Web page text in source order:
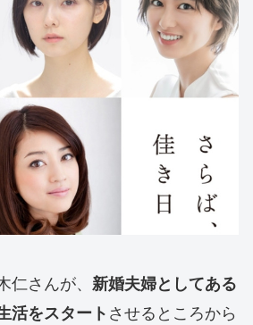
さんが、 新婚夫婦としてある
活をスタートさせるところから